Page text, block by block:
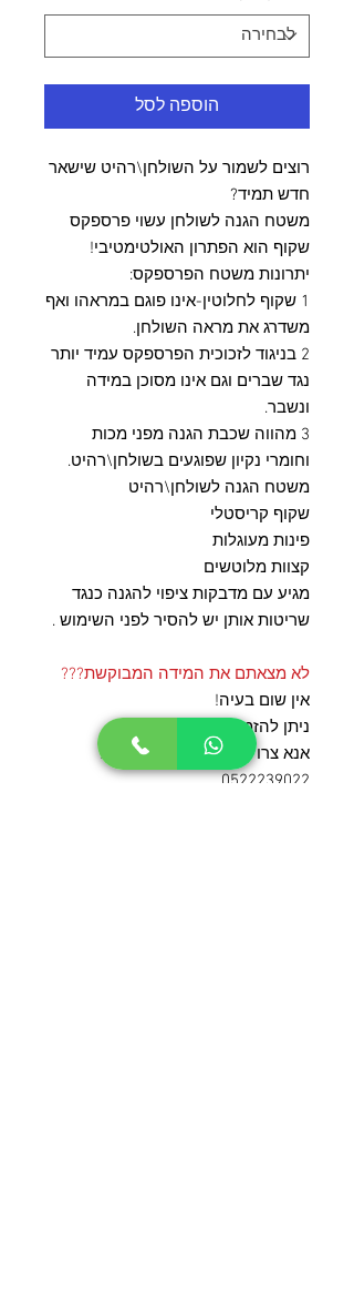
הוספה לסל
רוצים לשמור על השולחן\רהיט שישאר
חדש תמיד?
משטח הגנה לשולחן עשוי פרספקס
שקוף הוא הפתרון האולטימטיבי!
יתרונות משטח הפרספקס:
1 שקוף לחלוטין-אינו פוגם במראהו ואף
משדרג את מראה השולחן.
2 בניגוד לזכוכית הפרספקס עמיד יותר
נגד שברים וגם אינו מסוכן במידה
ונשבר.
3 מהווה שכבת הגנה מפני מכות
וחומרי נקיון שפוגעים בשולחן\רהיט.
משטח הגנה לשולחן\רהיט
שקוף קריסטלי
פינות מעוגלות
קצוות מלוטשים
מגיע עם מדבקות ציפוי להגנה כנגד
שריטות אותן יש להסיר לפני השימוש .
לא מצאתם את המידה המבוקשת???
אין שום בעיה!
ניתן להזמין בכל מידה.
אנא צרו קשר עם נציג טלפוני ב
0522239022